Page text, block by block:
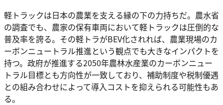
軽トラックは日本の農業を支える縁の下の力持ちだ。農水省
の調査でも、農家の保有車両において軽トラックは圧倒的な
普及率を誇る。その軽トラがBEV化されれば、農業現場のカ
ーボンニュートラル推進という観点でも大きなインパクトを
持つ。政府が推進する2050年農林水産業のカーボンニュー
トラル目標とも方向性が一致しており、補助制度や税制優遇
との組み合わせによって導入コストを抑えられる可能性もあ
る。